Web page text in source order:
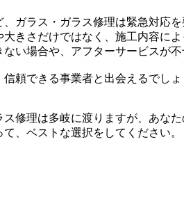
ガラス・ガラス修理は緊急対応
きさだけではなく、施工内容に
い場合や、アフターサービスが
頼できる事業者と出会えるでしょ
修理は多岐に渡りますが、あな
、ベストな選択をしてください。